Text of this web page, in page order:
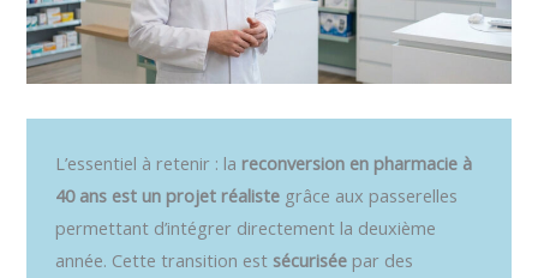
L’essentiel à retenir : la reconversion en pharmacie à
40 ans est un projet réaliste grâce aux passerelles
permettant d’intégrer directement la deuxième
année. Cette transition est sécurisée par des